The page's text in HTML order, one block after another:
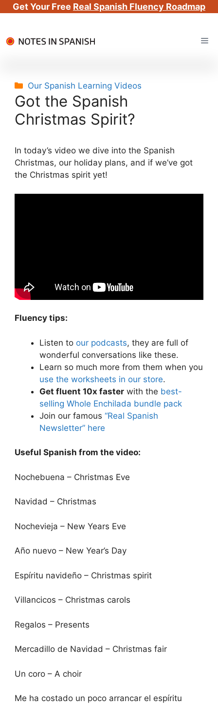
Get Your Free Real Spanish Fluency Roadmap
to
Categories
Our Spanish Learning Videos
Got the Spanish
Christmas Spirit?
In today’s video we dive into the Spanish
Christmas, our holiday plans, and if we’ve got
the Christmas spirit yet!
Fluency tips:
Listen to our podcasts, they are full of
wonderful conversations like these.
Learn so much more from them when you
use the worksheets in our store.
Get fluent 10x faster with the best-
selling Whole Enchilada bundle pack
Join our famous “Real Spanish
Newsletter” here
Useful Spanish from the video:
Nochebuena – Christmas Eve
Navidad – Christmas
Nochevieja – New Years Eve
Año nuevo – New Year’s Day
Espíritu navideño – Christmas spirit
Villancicos – Christmas carols
Regalos – Presents
Mercadillo de Navidad – Christmas fair
Un coro – A choir
Me ha costado un poco arrancar el espíritu